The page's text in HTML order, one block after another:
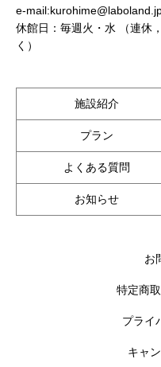
e-
休館日：毎週火・水 （連休
く）
施設紹介
プラン
よくある質問
お知らせ
お
特定商
プライ
キャ